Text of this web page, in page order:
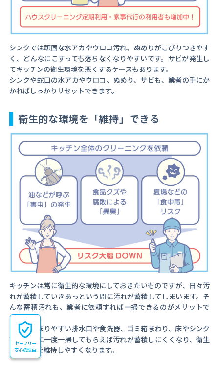
シンクでは頑固な水アカやウロコ汚れ、ぬめりがこびりつきやす
く、どんなにこすっても落ちなくなりやすいです。サビが発生し
てキッチンの衛生環境を悪くするケースもあります。
シンクや蛇口の水アカやウロコ、ぬめり、サビも、業者の手にか
かればしっかりリセットできます。
衛生的な環境を「維持」できる
キッチンは常に衛生的な環境にしておきたいものですが、日々汚
れが蓄積していきあっという間に汚れが蓄積してしまいます。そ
んな蓄積汚れも、業者に依頼すれば一掃できるのがメリットで
す。
汚れがたまりやすい排水口や食洗器、ゴミ箱まわり、床やシンク
下は、特に一度一掃してもらえば汚れが蓄積しにくくなり、衛生
的な環境を維持しやすくなります。
セーフリー
安心の理由